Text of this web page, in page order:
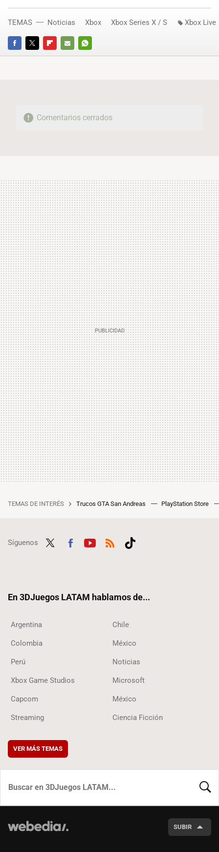
FACEBOOKTWITTERFLIPBOARD
E-
WHATSAPP
TEMAS Noticias Xbox Xbox Series X / S Xbox Live
Comentarios cerrados
TEMAS DE INTERÉS Trucos GTA San Andreas PlayStation Store
Síguenos
En 3DJuegos LATAM hablamos de...
Argentina Chile
Colombia México
Perú Noticias
Xbox Game Studios Microsoft
Capcom México
Streaming Ciencia Ficción
VER MÁS TEMAS
SUBIR